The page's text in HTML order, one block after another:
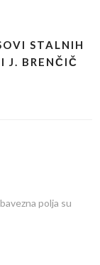
STALNIH
J. BRENČIČ
polja su